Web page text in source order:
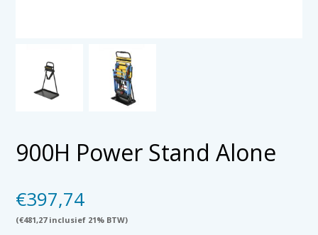
900H Power Stand Alone
€397,74
(€481,27inclusief 21% BTW)